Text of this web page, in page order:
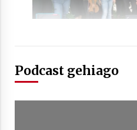
Podcast gehiago